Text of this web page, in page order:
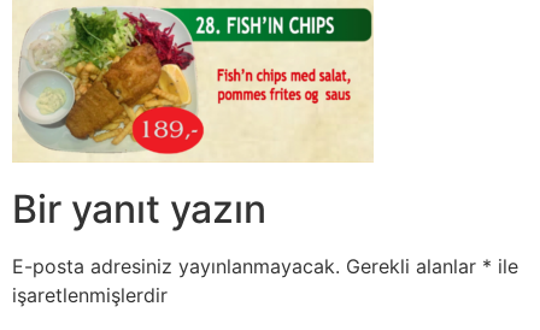
Bir yanıt yazın
E-posta adresiniz yayınlanmayacak. Gerekli alanlar * ile
işaretlenmişlerdir